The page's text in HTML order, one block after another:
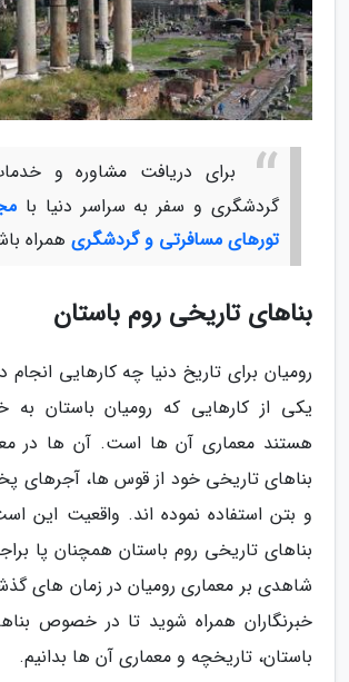
برای دریافت مشاوره و
گردشگری و سفر به سراسر دنیا با
تورهای مسافرتی و گردشگری همراه
بناهای تاریخی روم باستان
رومیان برای تاریخ دنیا چه کارهایی انجام
یکی از کارهایی که رومیان باستان به
هستند معماری آن ها است. آن ها در
بناهای تاریخی خود از قوس ها، آجرهای
و بتن استفاده نموده اند. واقعیت این
بناهای تاریخی روم باستان همچنان پا
شاهدی بر معماری رومیان در زمان های
خبرنگاران همراه شوید تا در خصوص
باستان، تاریخچه و معماری آن ها بدانیم.